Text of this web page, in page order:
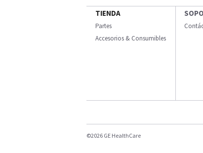
TIENDA
Partes
Accesorios & Consumibles
©2026 GE HealthCare